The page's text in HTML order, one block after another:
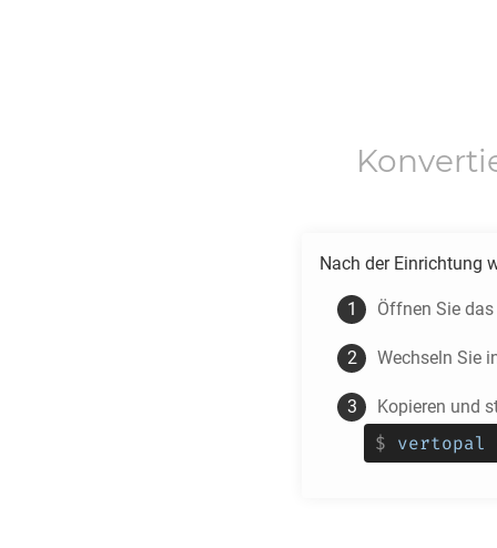
Nach der Einrichtung
Öffnen Sie
Wechseln Sie
Kopieren und
$ vertopal